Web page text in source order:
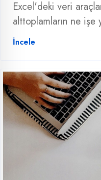
Excel'deki veri
alttoplamların ne işe
İncele